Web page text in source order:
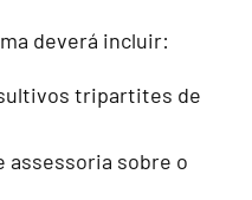
deverá incluir:
tripartites de
assessoria sobre o